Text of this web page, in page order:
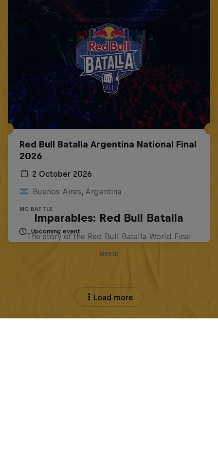
Red Bull Batalla Argentina National Final
2026
2 October 2026
Buenos Aires, Argentina
MC BATTLE
Upcoming event
Imparables: Red Bull Batalla
The story of the Red Bull Batalla World Final
MUSIC
Load more